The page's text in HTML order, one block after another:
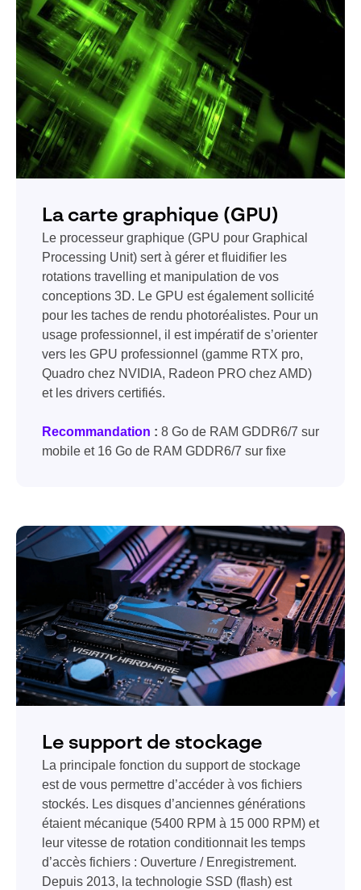
La carte graphique (GPU)
Le processeur graphique (GPU pour Graphical
Processing Unit) sert à gérer et fluidifier les
rotations travelling et manipulation de vos
conceptions 3D. Le GPU est également sollicité
pour les taches de rendu photoréalistes. Pour un
usage professionnel, il est impératif de s’orienter
vers les GPU professionnel (gamme RTX pro,
Quadro chez NVIDIA, Radeon PRO chez AMD)
et les drivers certifiés.
Recommandation : 8 Go de RAM GDDR6/7 sur
mobile et 16 Go de RAM GDDR6/7 sur fixe
Le support de stockage
La principale fonction du support de stockage
est de vous permettre d’accéder à vos fichiers
stockés. Les disques d’anciennes générations
étaient mécanique (5400 RPM à 15 000 RPM) et
leur vitesse de rotation conditionnait les temps
d’accès fichiers : Ouverture / Enregistrement.
Depuis 2013, la technologie SSD (flash) est